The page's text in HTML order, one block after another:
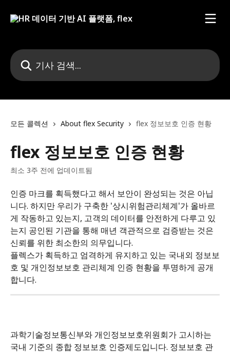
기사 검색...
모든 콜렉션 About flex Security flex 정보보호 인증 현황
flex 정보보호 인증 현황
최소 3주 전에 업데이트됨
인증 마크를 획득했다고 해서 보안이 완성되는 것은 아닙
니다. 하지만 우리가 구축한 '상시위험관리체계'가 올바르
게 작동하고 있는지, 고객의 데이터를 안전하게 다루고 있
는지 공인된 기관을 통해 매년 객관적으로 검증받는 것은
신뢰를 위한 최소한의 의무입니다.
플렉스가 획득하고 엄격하게 유지하고 있는 국내외 정보보
호 및 개인정보보호 관리체계 인증 현황을 투명하게 공개
합니다.
과학기술정보통신부와 개인정보보호위원회가 고시하는
국내 기준의 종합 정보보호 인증제도입니다. 정보보호 관